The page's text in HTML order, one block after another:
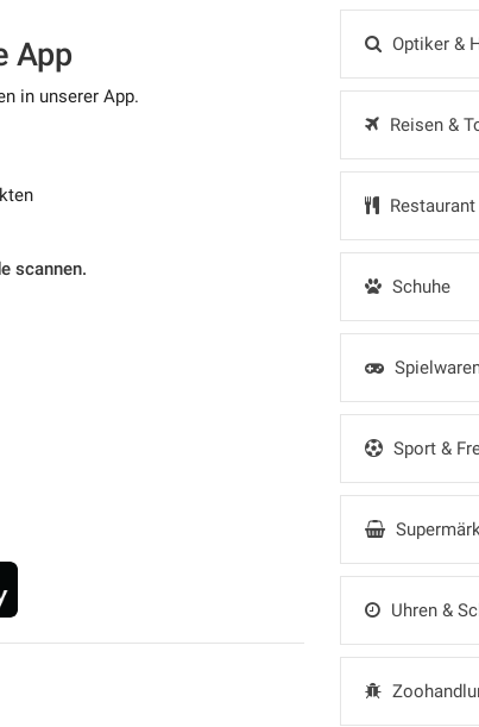
Optiker &
Reisen &
Restaurant
Schuhe
Sport &
Uhren &
App
in unserer App.
scannen.